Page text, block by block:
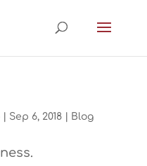
| Sep 6, 2018| Blog